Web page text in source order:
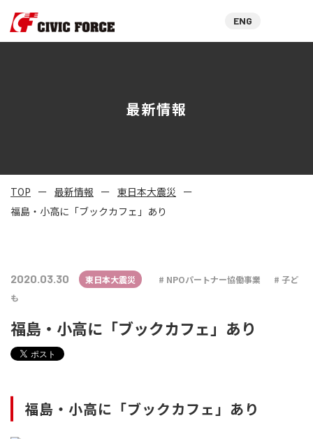
ENG
最新情報
TOP 最新情報
東日本大震災
福島・小高に「ブックカフェ」あり
2020.03.30 東日本大震災 NPOパートナー協働事業
子ど
も
福島・小高に「ブックカフェ」あり
福島・小高に「ブックカフェ」あり